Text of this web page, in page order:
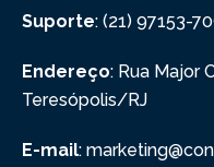
Suporte: (21) 97153-
Endereço: Rua Major
Teresópolis/RJ
E-mail: